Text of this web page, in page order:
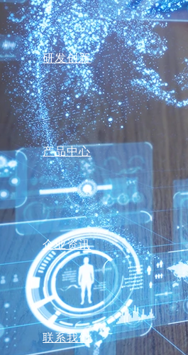
研发创新
产品中心
企业资讯
联系我们